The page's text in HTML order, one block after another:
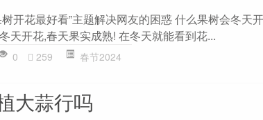
开花最好看”主题解决网友的困惑 什么果树会冬天
天开花,春天果实成熟! 在冬天就能看到花...
0 259 春节2024
大蒜行吗